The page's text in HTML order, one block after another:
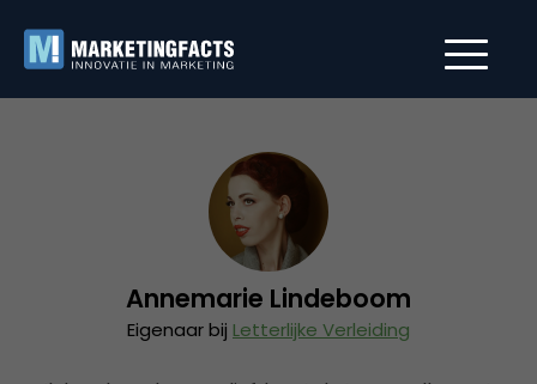
Annemarie Lindeboom
Eigenaar bij Letterlijke Verleiding